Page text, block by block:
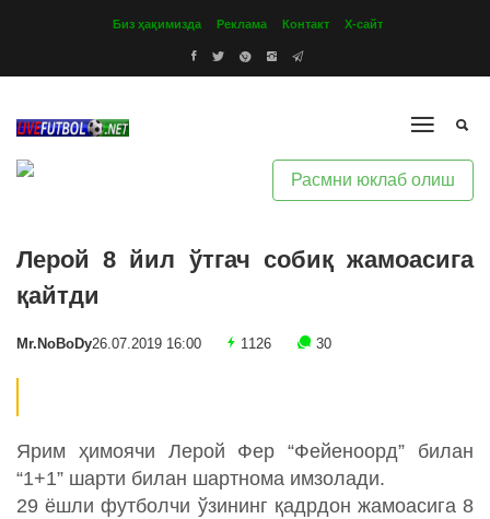
Биз ҳақимизда Реклама Контакт Х-сайт
Расмни юклаб олиш
Лерой 8 йил ўтгач собиқ жамоасига
қайтди
Mr.NoBoDy26.07.2019 16:00 1126 30
Ярим ҳимоячи Лерой Фер “Фейеноорд” билан
“1+1” шарти билан шартнома имзолади.
29 ёшли футболчи ўзининг қадрдон жамоасига 8